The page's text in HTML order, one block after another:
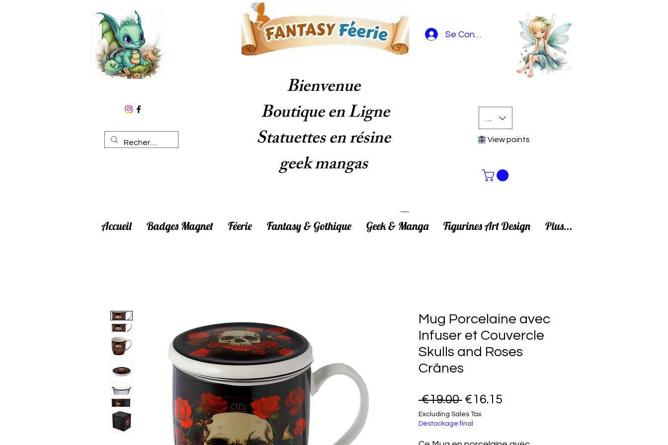
Se Connecter
EUR (€)
View points
Bienvenue
Boutique en Ligne
Statuettes en résine
geek mangas
Accueil Badges Magnet Féerie Fantasy & Gothique Geek & Manga Figurines Art Design Plus...
Mug Porcelaine avec
Infuser et Couvercle
Skulls and Roses
Crânes
€19.00 Regular Price
€16.15
Excluding Sales Tax
Déstockage final